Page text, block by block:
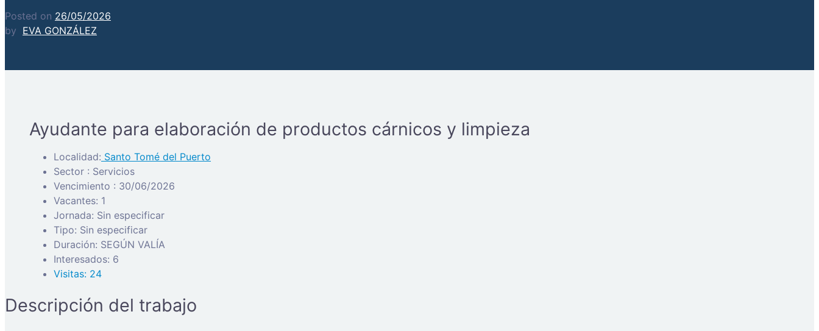
Posted on 26/05/2026
by EVA GONZÁLEZ
Ayudante para elaboración de productos cárnicos y limpieza
Localidad: Santo Tomé del Puerto
Sector : Servicios
Vencimiento : 30/06/2026
Vacantes: 1
Jornada: Sin especificar
Tipo: Sin especificar
Duración: SEGÚN VALÍA
Interesados: 6
Visitas: 24
Descripción del trabajo